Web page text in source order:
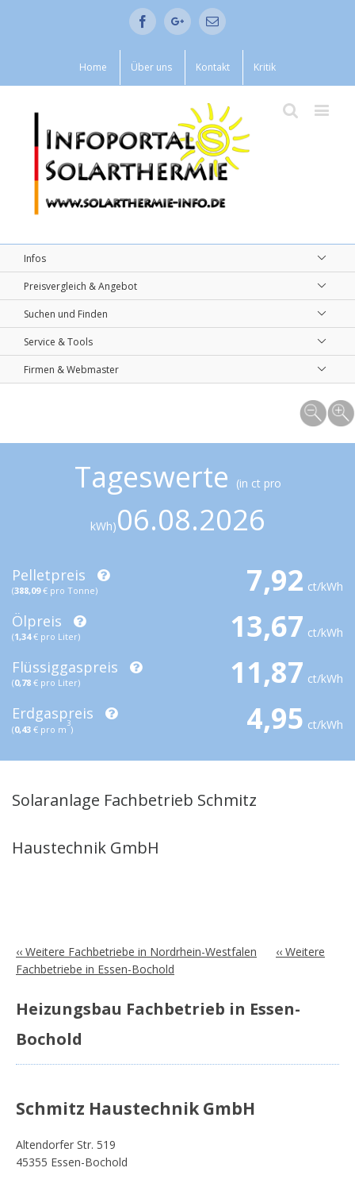
FacebookGoogle+Email
Home Über uns Kontakt Kritik
Infos
Preisvergleich & Angebot
Suchen und Finden
Service & Tools
Firmen & Webmaster
Tageswerte (in ct pro
kWh)06.08.2026
Pelletpreis
(388,09€ pro Tonne) 7,92 ct/kWh
Ölpreis
(1,34€ pro Liter) 13,67 ct/kWh
Flüssiggaspreis
(0,78 € pro Liter) 11,87 ct/kWh
Erdgaspreis
(0,43 € pro m
3
) 4,95 ct/kWh
Solaranlage Fachbetrieb Schmitz
Haustechnik GmbH
‹‹ Weitere Fachbetriebe in Nordrhein-Westfalen
‹‹ Weitere
Fachbetriebe in Essen-Bochold
Heizungsbau Fachbetrieb in Essen-
Bochold
Schmitz Haustechnik GmbH
Altendorfer Str. 519
45355 Essen-Bochold